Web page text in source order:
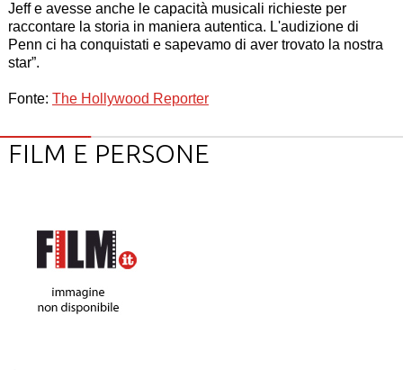
Jeff e avesse anche le capacità musicali richieste per
raccontare la storia in maniera autentica. L'audizione di
Penn ci ha conquistati e sapevamo di aver trovato la nostra
star”.
Fonte: The Hollywood Reporter
FILM E PERSONE